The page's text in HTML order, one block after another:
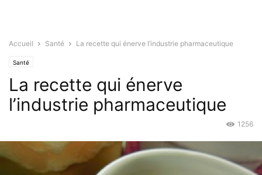
Accueil Santé La recette qui énerve l’industrie pharmaceutique
Santé
La recette qui énerve
l’industrie pharmaceutique
1256